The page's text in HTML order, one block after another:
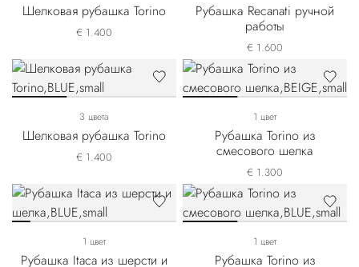
Шелковая рубашка Torino
€ 1.400
Рубашка Recanati ручной
работы
€ 1.600
3 цвета
Шелковая рубашка Torino
€ 1.400
1 цвет
Рубашка Torino из
смесового шелка
€ 1.300
1 цвет
Рубашка Itaca из шерсти и
1 цвет
Рубашка Torino из